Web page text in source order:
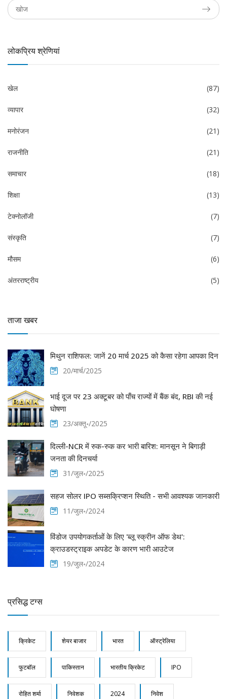
लोकप्रिय श्रेणियां
खेल (87)
व्यापार (32)
मनोरंजन (21)
राजनीति (21)
समाचार (18)
शिक्षा (13)
टेक्नोलॉजी (7)
संस्कृति (7)
मौसम (6)
अंतरराष्ट्रीय (5)
ताजा खबर
मिथुन राशिफल: जानें 20 मार्च 2025 को कैसा रहेगा आपका दिन
20/मार्च/2025
भाई दूज पर 23 अक्टूबर को पाँच राज्यों में बैंक बंद, RBI की नई
घोषणा
23/अक्तू॰/2025
दिल्ली-NCR में रुक-रुक कर भारी बारिश: मानसून ने बिगाड़ी
जनता की दिनचर्या
31/जुल॰/2025
सहज सोलर IPO सब्सक्रिप्शन स्थिति - सभी आवश्यक जानकारी
11/जुल॰/2024
विंडोज उपयोगकर्ताओं के लिए 'ब्लू स्क्रीन ऑफ डेथ':
क्राउडस्ट्राइक अपडेट के कारण भारी आउटेज
19/जुल॰/2024
प्रसिद्ध टग्स
क्रिकेट शेयर बाजार भारत ऑस्ट्रेलिया
फुटबॉल पाकिस्तान भारतीय क्रिकेट IPO
रोहित शर्मा निवेशक 2024 निवेश